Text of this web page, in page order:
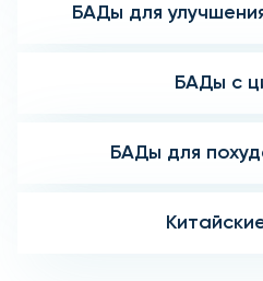
БАДы для
БАДы с
БАДы для